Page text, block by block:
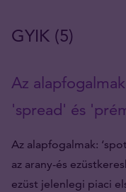
GYIK (5)
Az
'spread' és
Az alapfogalmak:
az arany-és
ezüst jelenlegi piaci